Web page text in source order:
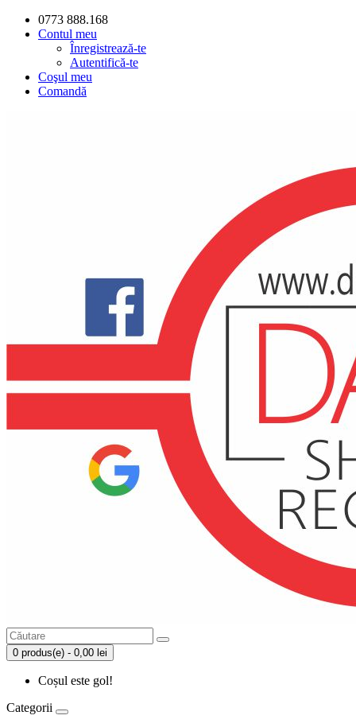
0773 888.168
Contul meu
Înregistrează-te
Autentifică-te
Coşul meu
Comandă
0 produs(e) - 0,00 lei
Coșul este gol!
Categorii